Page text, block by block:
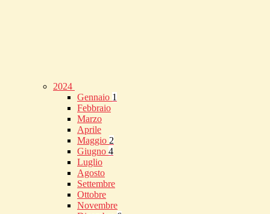
2024
Gennaio 1
Febbraio
Marzo
Aprile
Maggio 2
Giugno 4
Luglio
Agosto
Settembre
Ottobre
Novembre